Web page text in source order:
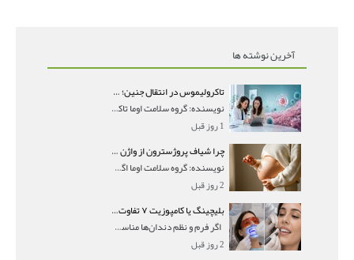
آخرین نوشته ها
تاکرولیموس در انتقال جنین؛ آیا شانس لانه‌گزینی را افزایش می‌دهد؟
نویسنده: گروه سلامت اوما تاکرولیموس در انتقال جنین
1 روز قبل
چرا شیاف پروژسترون از واژن بیرون می‌ریزد؟ میزان جذب و زمان صحیح مصرف
نویسنده: گروه سلامت اوما اگر بعد از گذاشتن شیاف پر
2 روز قبل
بلیچینگ یا کامپوزیت ۷ تفاوت مهم برای انتخاب درست
اگر فرم و نظم دندان‌ها مناسب است و مشکل
2 روز قبل